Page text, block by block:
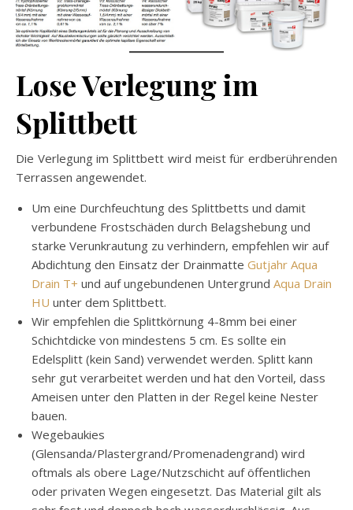
Lose Verlegung im
Splittbett
Die Verlegung im Splittbett wird meist für erdberührenden
Terrassen angewendet.
Um eine Durchfeuchtung des Splittbetts und damit
verbundene Frostschäden durch Belagshebung und
starke Verunkrautung zu verhindern, empfehlen wir auf
Abdichtung den Einsatz der Drainmatte Gutjahr Aqua
Drain T+ und auf ungebundenen Untergrund Aqua Drain
HU unter dem Splittbett.
Wir empfehlen die Splittkörnung 4-8mm bei einer
Schichtdicke von mindestens 5 cm. Es sollte ein
Edelsplitt (kein Sand) verwendet werden. Splitt kann
sehr gut verarbeitet werden und hat den Vorteil, dass
Ameisen unter den Platten in der Regel keine Nester
bauen.
Wegebaukies
(Glensanda/Plastergrand/Promenadengrand) wird
oftmals als obere Lage/Nutzschicht auf öffentlichen
oder privaten Wegen eingesetzt. Das Material gilt als